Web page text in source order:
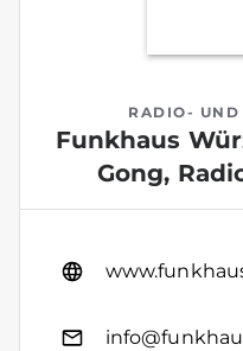
RADIO- UND
Funkhaus
Gong,